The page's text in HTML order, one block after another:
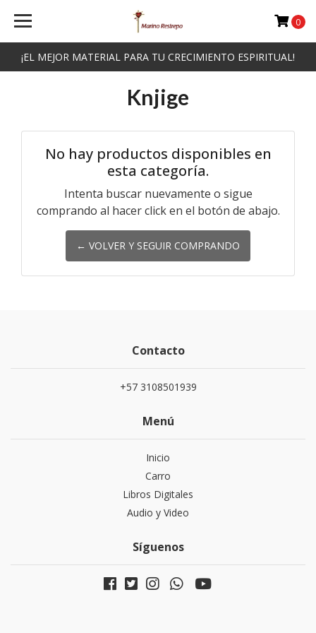
¡EL MEJOR MATERIAL PARA TU CRECIMIENTO ESPIRITUAL!
0
Knjige
No hay productos disponibles en
esta categoría.
Intenta buscar nuevamente o sigue
comprando al hacer click en el botón de abajo.
← VOLVER Y SEGUIR COMPRANDO
Contacto
+57 3108501939
Menú
Inicio
Carro
Libros Digitales
Audio y Video
Síguenos